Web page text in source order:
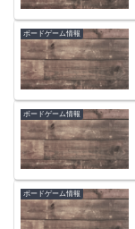
ボードゲーム情報
ボードゲーム情報
ボードゲーム情報